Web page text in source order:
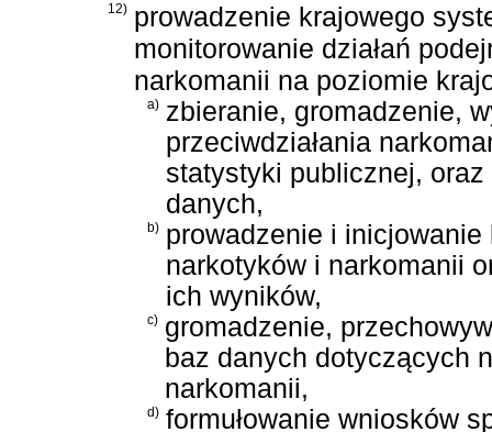
12) prowadzenie krajowego
monitorowanie działań
narkomanii na poziomie
a) zbieranie, gromadzenie,
przeciwdziałania
statystyki publicznej,
danych,
b) prowadzenie i
narkotyków i narkomanii
ich wyników,
c) gromadzenie,
baz danych dotyczących
narkomanii,
d) formułowanie wniosków